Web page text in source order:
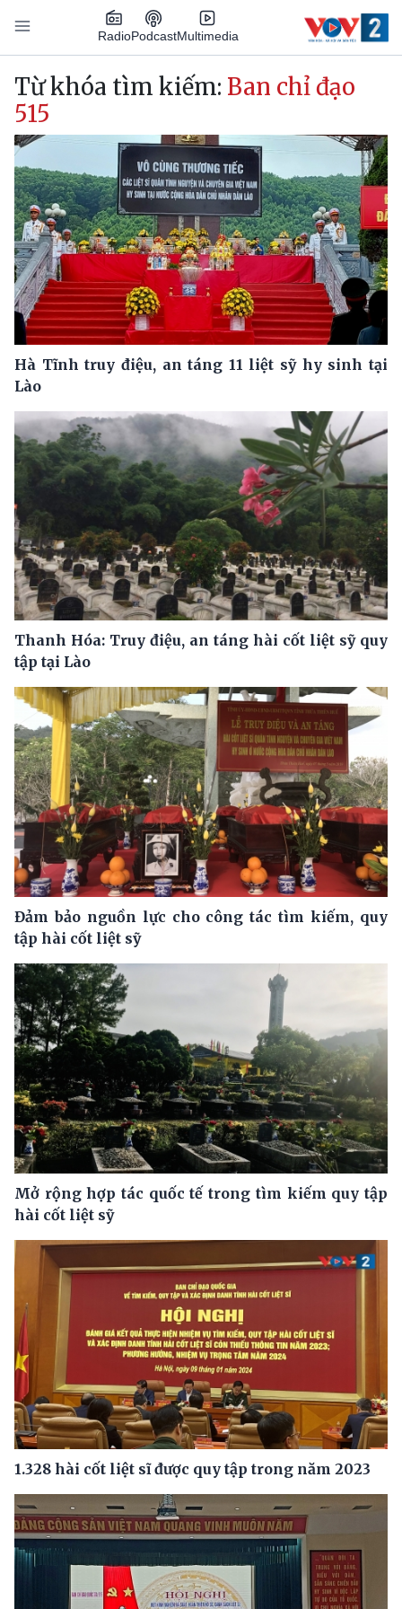
Nhảy đến nội dung
RadioPodcastMultimedia
Main navigation
Từ khóa tìm kiếm: Ban chỉ đạo
515
Hà Tĩnh truy điệu, an táng 11 liệt sỹ hy sinh tại
Lào
Thanh Hóa: Truy điệu, an táng hài cốt liệt sỹ quy
tập tại Lào
Đảm bảo nguồn lực cho công tác tìm kiếm, quy
tập hài cốt liệt sỹ
Mở rộng hợp tác quốc tế trong tìm kiếm quy tập
hài cốt liệt sỹ
1.328 hài cốt liệt sĩ được quy tập trong năm 2023